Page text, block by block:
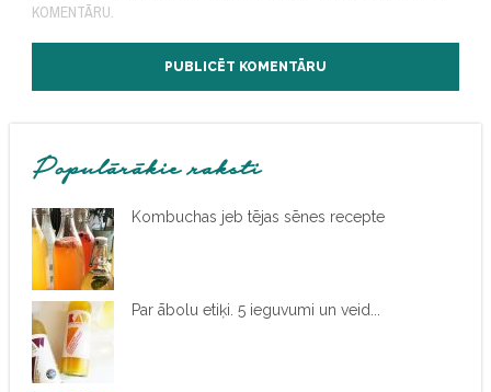
KOMENTĀRU.
Populārākie raksti
Kombuchas jeb tējas sēnes recepte
Par ābolu etiķi. 5 ieguvumi un veid...